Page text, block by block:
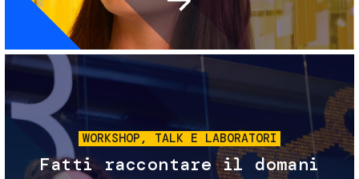
Immagine
WORKSHOP, TALK E LABORATORI
Fatti raccontare il domani